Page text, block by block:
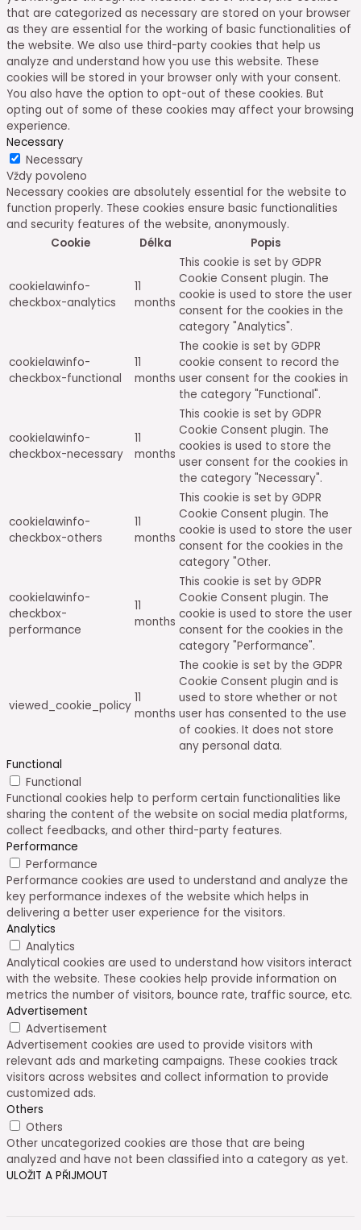
that are categorized as necessary are stored on your browser
as they are essential for the working of basic functionalities of
the website. We also use third-party cookies that help us
analyze and understand how you use this website. These
cookies will be stored in your browser only with your consent.
You also have the option to opt-out of these cookies. But
opting out of some of these cookies may affect your browsing
experience.
Necessary
Necessary
Vždy povoleno
Necessary cookies are absolutely essential for the website to
function properly. These cookies ensure basic functionalities
and security features of the website, anonymously.
Cookie
Délka Popis
cookielawinfo-
checkbox-analytics
11
months
This cookie is set by GDPR
Cookie Consent plugin. The
cookie is used to store the user
consent for the cookies in the
category "Analytics".
cookielawinfo-
checkbox-functional
11
months
The cookie is set by GDPR
cookie consent to record the
user consent for the cookies in
the category "Functional".
cookielawinfo-
checkbox-necessary
11
months
This cookie is set by GDPR
Cookie Consent plugin. The
cookies is used to store the
user consent for the cookies in
the category "Necessary".
cookielawinfo-
checkbox-others
11
months
This cookie is set by GDPR
Cookie Consent plugin. The
cookie is used to store the user
consent for the cookies in the
category "Other.
cookielawinfo-
checkbox-
performance
11
months
This cookie is set by GDPR
Cookie Consent plugin. The
cookie is used to store the user
consent for the cookies in the
category "Performance".
viewed_cookie_policy
11
months
The cookie is set by the GDPR
Cookie Consent plugin and is
used to store whether or not
user has consented to the use
of cookies. It does not store
any personal data.
Functional
Functional
Functional cookies help to perform certain functionalities like
sharing the content of the website on social media platforms,
collect feedbacks, and other third-party features.
Performance
Performance
Performance cookies are used to understand and analyze the
key performance indexes of the website which helps in
delivering a better user experience for the visitors.
Analytics
Analytics
Analytical cookies are used to understand how visitors interact
with the website. These cookies help provide information on
metrics the number of visitors, bounce rate, traffic source, etc.
Advertisement
Advertisement
Advertisement cookies are used to provide visitors with
relevant ads and marketing campaigns. These cookies track
visitors across websites and collect information to provide
customized ads.
Others
Others
Other uncategorized cookies are those that are being
analyzed and have not been classified into a category as yet.
ULOŽIT A PŘIJMOUT